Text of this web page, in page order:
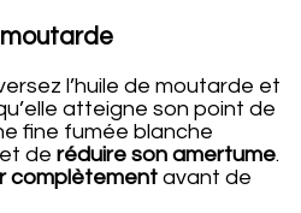
moutarde
l’huile de moutarde et
atteigne son point de
fine fumée blanche
de réduire son amertume.
complètement avant de